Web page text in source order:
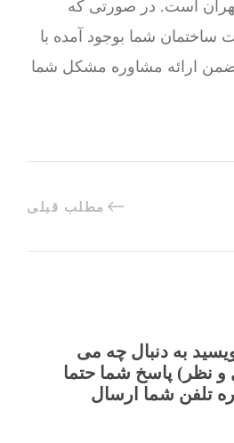
۲۲ گانه تهران است. در صورتی که
شما بوجود آمده با
ضمن ارائه مشاوره مشکل شما
مطلب قبلی
به دنبال چه می
و نظر) پاسخ شما حتما
تلفن شما ارسال